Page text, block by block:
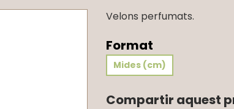
Velons perfumats.
Format
Mides (cm)
Compartir aquest